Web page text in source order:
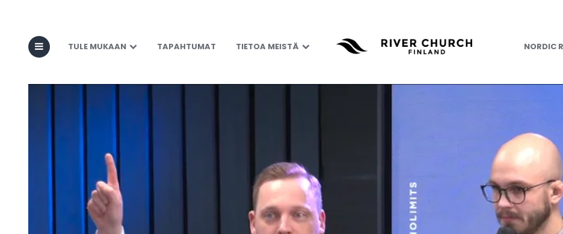
TULE MUKAAN TAPAHTUMAT TIETOA MEISTÄ NORDIC